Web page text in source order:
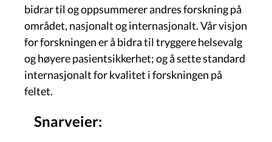
bidrar til og oppsummerer andres forskning på
området, nasjonalt og internasjonalt. Vår visjon
for forskningen er å bidra til tryggere helsevalg
og høyere pasientsikkerhet; og å sette standard
internasjonalt for kvalitet i forskningen på
feltet.
Snarveier: